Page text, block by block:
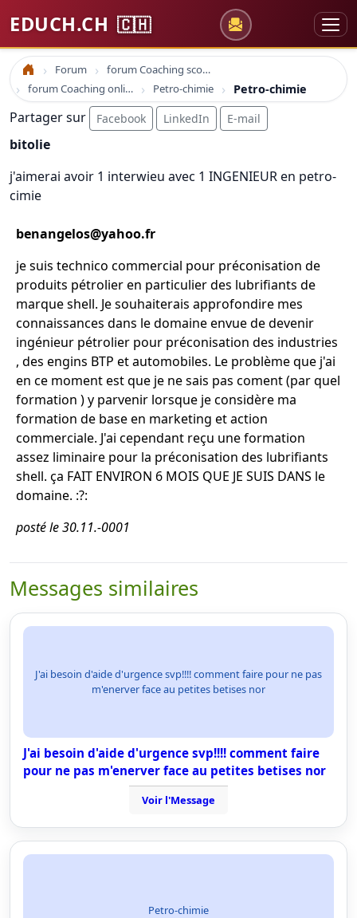
EDUCH.CH 🇨🇭
Accueil Forum
forum Coaching scolaire
forum Coaching online formation professionelle emploi education
Petro-chimie Petro-chimie
Partager sur Facebook LinkedIn E-mail
bitolie
j'aimerai avoir 1 interwieu avec 1 INGENIEUR en petro-
cimie
benangelos@yahoo.fr
je suis technico commercial pour préconisation de
produits pétrolier en particulier des lubrifiants de
marque shell. Je souhaiterais approfondire mes
connaissances dans le domaine envue de devenir
ingénieur pétrolier pour préconisation des industries
, des engins BTP et automobiles. Le problème que j'ai
en ce moment est que je ne sais pas coment (par quel
formation ) y parvenir lorsque je considère ma
formation de base en marketing et action
commerciale. J'ai cependant reçu une formation
assez liminaire pour la préconisation des lubrifiants
shell. ça FAIT ENVIRON 6 MOIS QUE JE SUIS DANS le
domaine. :?:
posté le 30.11.-0001
Messages similaires
J'ai besoin d'aide d'urgence svp!!!! comment faire pour ne pas
m'enerver face au petites betises nor
J'ai besoin d'aide d'urgence svp!!!! comment faire
pour ne pas m'enerver face au petites betises nor
Voir l'Message
Petro-chimie